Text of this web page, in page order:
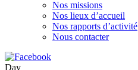
Nos missions
Nos lieux d’accueil
Nos rapports d’activité
Nous contacter
Day